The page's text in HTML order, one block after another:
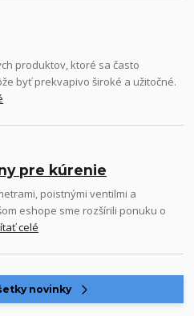
produktov, ktoré sa často
byť prekvapivo široké a užitočné.
pre kúrenie
poistnými ventilmi a
eshope sme rozšírili ponuku o
celé
novinky